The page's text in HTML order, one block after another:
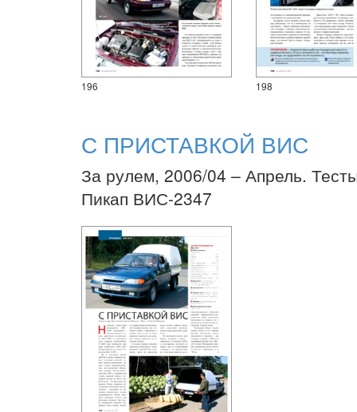
196 198
С ПРИСТАВКОЙ ВИС
За рулем, 2006/04 – Апрель.
Пикап ВИС-2347